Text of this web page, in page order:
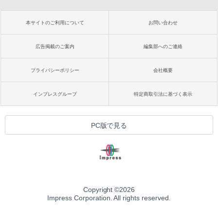
本サイトのご利用について お問い合わせ
広告掲載のご案内 編集部へのご連絡
プライバシーポリシー 会社概要
インプレスグループ 特定商取引法に基づく表示
PC版で見る
Copyright ©2026
Impress Corporation. All rights reserved.